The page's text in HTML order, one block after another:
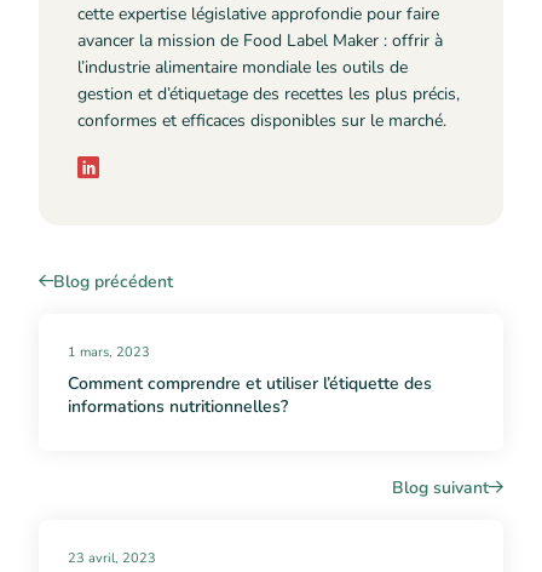
cette expertise législative approfondie pour faire
avancer la mission de Food Label Maker : offrir à
l’industrie alimentaire mondiale les outils de
gestion et d’étiquetage des recettes les plus précis,
conformes et efficaces disponibles sur le marché.
Blog précédent
1 mars, 2023
Comment comprendre et utiliser l’étiquette des
informations nutritionnelles?
Blog suivant
23 avril, 2023